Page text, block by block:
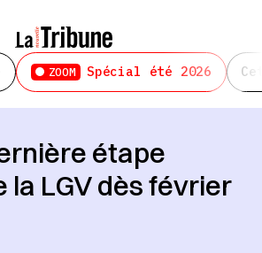
ZOOM Spécial été 2026
étape
la LGV dès février